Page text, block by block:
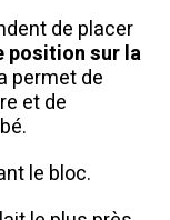
de placer
position sur la
permet de
et de
le bloc.